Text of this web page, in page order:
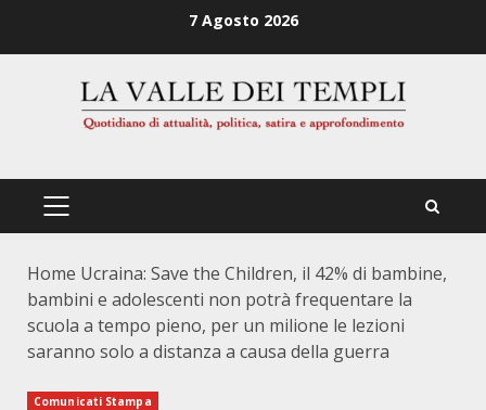
7 Agosto 2026
PRIMÄRES
Home Ucraina: Save the Children, il 42% di bambine,
bambini e adolescenti non potrà frequentare la
scuola a tempo pieno, per un milione le lezioni
saranno solo a distanza a causa della guerra
Comunicati Stampa